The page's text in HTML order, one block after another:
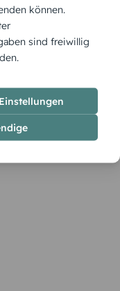
können.
sind freiwillig
Einstellungen